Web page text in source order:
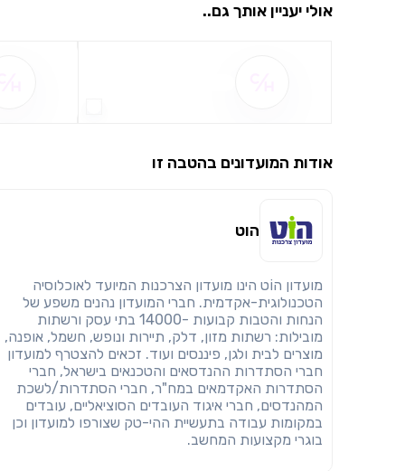
אולי יעניין אותך גם..
אודות המועדונים בהטבה זו
הוט
מועדון הוֹט הינו מועדון הצרכנות המיועד לאוכלוסיה
הטכנולוגית-אקדמית. חברי המועדון נהנים משפע של
הנחות והטבות קבועות -14000 בתי עסק ורשתות
מובילות: רשתות מזון, דלק, תיירות ונופש, חשמל, אופנה,
מוצרים לבית ולגן, פיננסים ועוד. זכאים להצטרף למועדון
חברי הסתדרות ההנדסאים והטכנאים בישראל, חברי
הסתדרות האקדמאים במח"ר, חברי הסתדרות/לשכת
המהנדסים, חברי איגוד העובדים הסוציאליים, עובדים
במקומות עבודה בתעשיית ההי-טק שצורפו למועדון וכן
בוגרי מקצועות המחשב.